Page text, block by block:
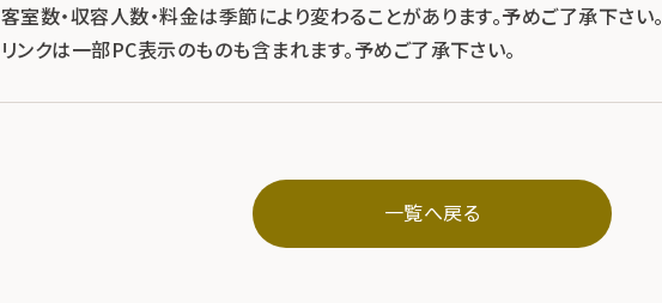
客室数・収容人数・料金は季節により変わることがあります。予めご了承下さい。
リンクは一部PC表示のものも含まれます。予めご了承下さい。
一覧へ戻る